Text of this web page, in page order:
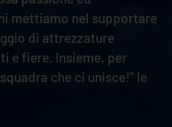
mettiamo nel supportare
di attrezzature
e fiere. Insieme, per
che ci unisce!" le